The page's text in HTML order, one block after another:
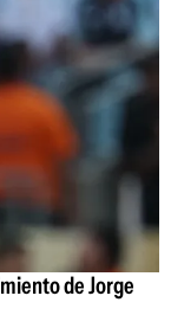
de Jorge